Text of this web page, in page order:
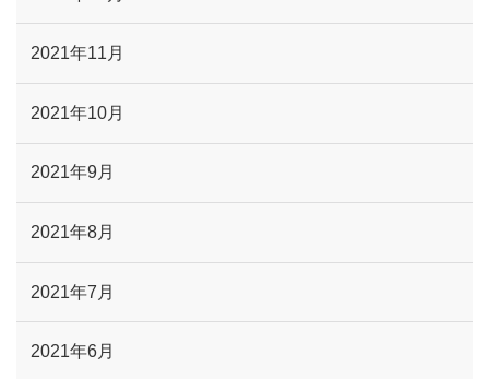
2021年11月
2021年10月
2021年9月
2021年8月
2021年7月
2021年6月